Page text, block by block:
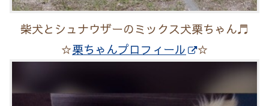
柴犬とシュナウザーのミックス犬栗ちゃん♬
☆栗ちゃんプロフィール ☆